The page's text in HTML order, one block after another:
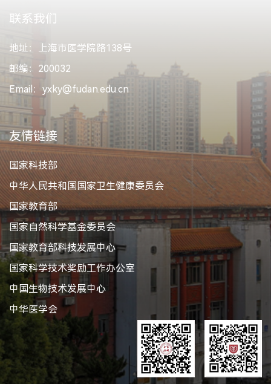
联系我们
地址：上海市医学院路138号
邮编：200032
Email：yxky@fudan.edu.cn
友情链接
国家科技部
中华人民共和国国家卫生健康委员会
国家教育部
国家自然科学基金委员会
国家教育部科技发展中心
国家科学技术奖励工作办公室
中国生物技术发展中心
中华医学会